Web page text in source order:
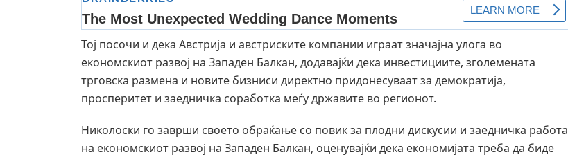
Тој посочи и дека Австрија и австриските компании играат значајна улога во
економскиот развој на Западен Балкан, додавајќи дека инвестициите, зголемената
трговска размена и новите бизниси директно придонесуваат за демократија,
просперитет и заедничка соработка меѓу државите во регионот.
Николоски го заврши своето обраќање со повик за плодни дискусии и заедничка работа
на економскиот развој на Западен Балкан, оценувајќи дека економијата треба да биде